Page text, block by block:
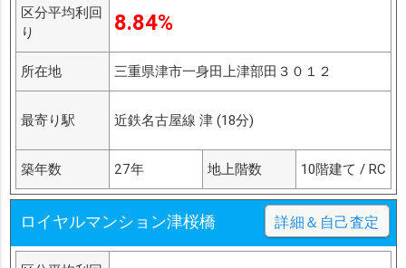
区分平均利回
り
8.84%
所在地 三重県津市一身田上津部田３０１２
最寄り駅 近鉄名古屋線 津 (18分)
築年数 27年 地上階数 10階建て / RC
ロイヤルマンション津桜橋 詳細＆自己査定